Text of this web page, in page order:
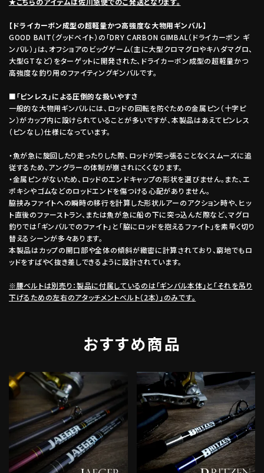
【ドライカーボン成型の超軽量かつ高強度な大物用ギンバル】
GOOD BAIT（グッドベイト）の「DRY CARBON GIMBAL（ドライカーボン ギ
ンバル）」は、オフショアのビッグゲーム（主に大型クロマグロやキハダマグロ、
大型GTなど）をターゲットに開発された、ドライカーボン成型の超軽量かつ
高強度な釣り用のファイティングギンバルです。
■「ピンレス」による圧倒的な扱いやすさ
一般的な大物用ギンバルには、ロッドの回転を防ぐための金属ピン（十字ピ
ン）がカップ内に設けられていることが多いですが、本製品はあえてピンレス
（ピンなし）仕様になっています。
・魚が急に旋回したり走ったりした際、ロッドが突っ張ることなくスムーズに追
従するため、アングラーの体制が崩されにくくなります。
・金属ピンがないため、ロッドのエンドキャップの形状を選びません。また、エ
ポキシやゴムなどのロッドエンドを傷つける心配がありません。
脇挟みファイトへの瞬時の移行を計算した形状ルアーのアクション時や、ヒッ
ト直後のファーストラン、または魚が急に船の下に突っ込んだ際など、マグロ
釣りでは「ギンバルでのファイト」と「脇にロッドを抱えるファイト」を素早く切り
替えるシーンが多々あります。
本製品はカップの開口部や全体の傾斜が緻密に計算されており、窮地でもロ
ッドをすばやく抜き差しできるように設計されています。
※腰ベルトは別売り：製品に付属しているのは「ギンバル本体」と「それを吊り
下げるための左右のアタッチメントベルト（2本）」のみです。
おすすめ商品
favorite favorite